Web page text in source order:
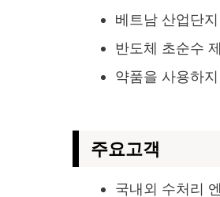
베트남 산업단
반도체 초순수
약품을 사용하
주요고객
국내외 수처리